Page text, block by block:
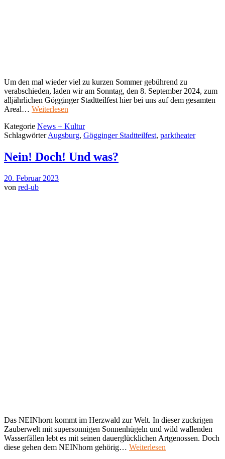
Um den mal wieder viel zu kurzen Sommer gebührend zu
verabschieden, laden wir am Sonntag, den 8. September 2024, zum
alljährlichen Gögginger Stadtteilfest hier bei uns auf dem gesamten
Areal… Weiterlesen
Kategorie News + Kultur
SchlagwörterAugsburg, Gögginger Stadtteilfest, parktheater
Nein! Doch! Und was?
20. Februar 2023
von red-ub
Das NEINhorn kommt im Herzwald zur Welt. In dieser zuckrigen
Zauberwelt mit supersonnigen Sonnenhügeln und wild wallenden
Wasserfällen lebt es mit seinen dauerglücklichen Artgenossen. Doch
diese gehen dem NEINhorn gehörig… Weiterlesen